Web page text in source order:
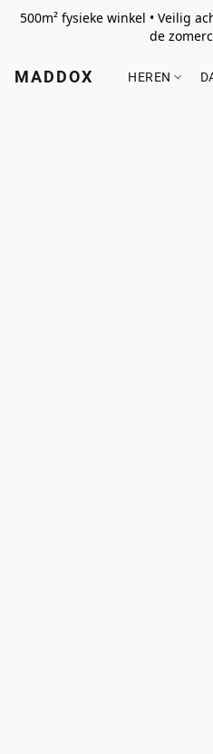
500m² fysieke winkel • Veilig
de
MADDOX HEREN